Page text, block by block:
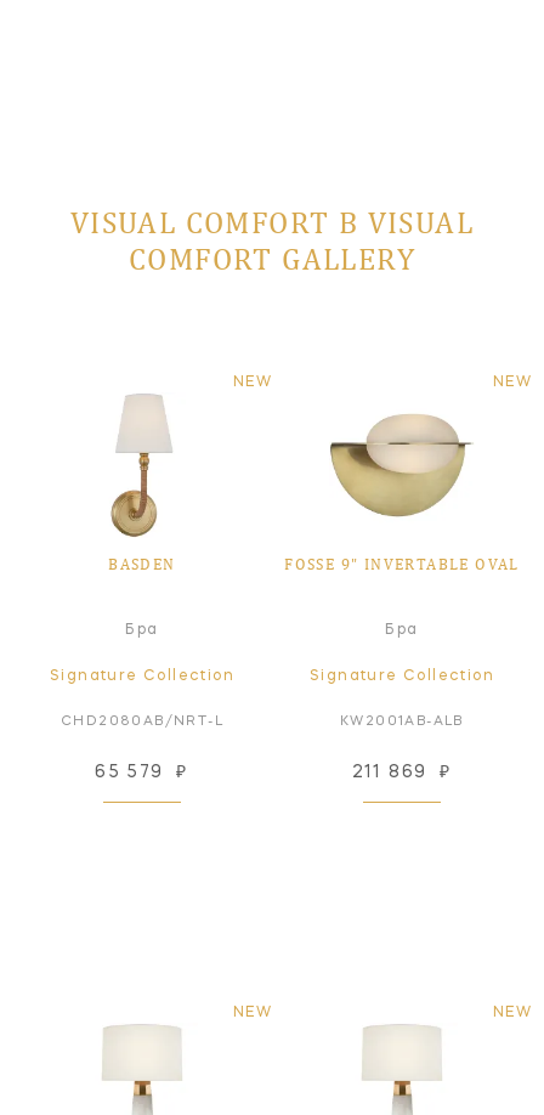
VISUAL COMFORT В VISUAL
COMFORT GALLERY
NEW
BASDEN
Бра
Signature Collection
CHD2080AB/NRT-L
65 579 ₽
NEW
FOSSE 9" INVERTABLE OVAL
Бра
Signature Collection
KW2001AB-ALB
211 869 ₽
NEW NEW